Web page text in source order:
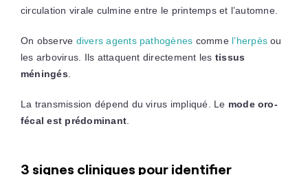
circulation virale culmine entre le printemps et l’automne.
On observe divers agents pathogènes comme l’herpès ou
les arbovirus. Ils attaquent directement les tissus
méningés
La transmission dépend du virus impliqué. Le mode oro-
fécal est prédominant
3 signes cliniques pour identifier